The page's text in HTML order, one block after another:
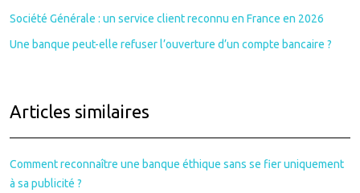
Société Générale : un service client reconnu en France en 2026
Une banque peut-elle refuser l’ouverture d’un compte bancaire ?
Articles similaires
Comment reconnaître une banque éthique sans se fier uniquement
à sa publicité ?